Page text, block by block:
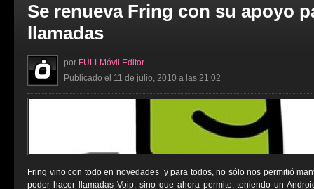
Se renueva Fring con su apoyo
llamadas
por FULLMóvil Editor
Publicado el 11 de julio, 2010 a las 21:02
Fring vino con todo en novedades y para todos, no sólo nos permitió
poder hacer llamadas Voip, sino que ahora permite, teniendo un